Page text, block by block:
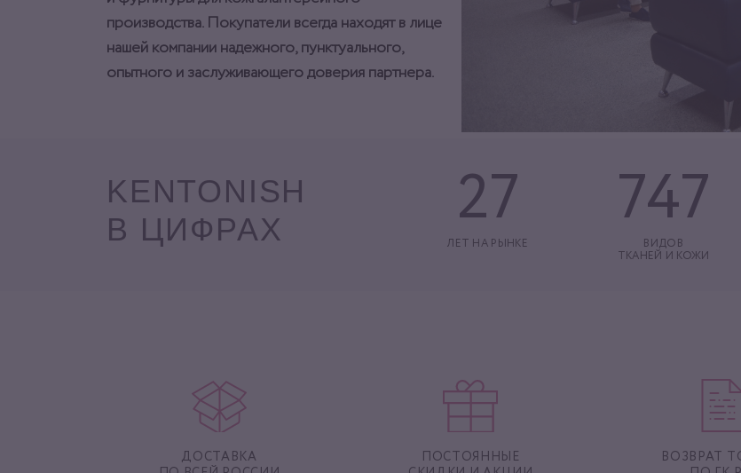
производства. Покупатели всегда находят в лице
нашей компании надежного, пунктуального,
опытного и заслуживающего доверия партнера.
KENTONISH
В ЦИФРАХ
27
ЛЕТ НА РЫНКЕ
747
ВИДОВ
ТКАНЕЙ И КОЖИ
ДОСТАВКА
ПОСТОЯННЫЕ
ВОЗВРАТ